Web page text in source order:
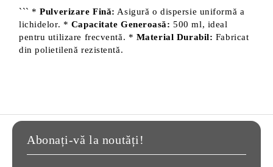
``` *Pulverizare Fină: Asigură o dispersie uniformă a
lichidelor. * Capacitate Generoasă: 500 ml, ideal
pentru utilizare frecventă. * Material Durabil: Fabricat
din polietilenă rezistentă.
Abonați-vă la noutăți!